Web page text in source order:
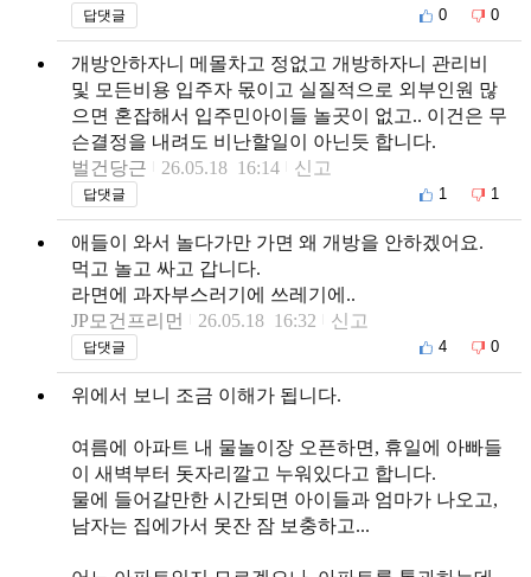
답댓글 0 0
개방안하자니 메몰차고 정없고 개방하자니 관리비
및 모든비용 입주자 몫이고 실질적으로 외부인원 많
으면 혼잡해서 입주민아이들 놀곳이 없고.. 이건은 무
슨결정을 내려도 비난할일이 아닌듯 합니다.
벌건당근
26.05.18 16:14 신고
답댓글 1 1
애들이 와서 놀다가만 가면 왜 개방을 안하겠어요.
먹고 놀고 싸고 갑니다.
라면에 과자부스러기에 쓰레기에..
JP모건프리먼
26.05.18 16:32 신고
답댓글 4 0
위에서 보니 조금 이해가 됩니다.
여름에 아파트 내 물놀이장 오픈하면, 휴일에 아빠들
이 새벽부터 돗자리깔고 누워있다고 합니다.
물에 들어갈만한 시간되면 아이들과 엄마가 나오고,
남자는 집에가서 못잔 잠 보충하고...